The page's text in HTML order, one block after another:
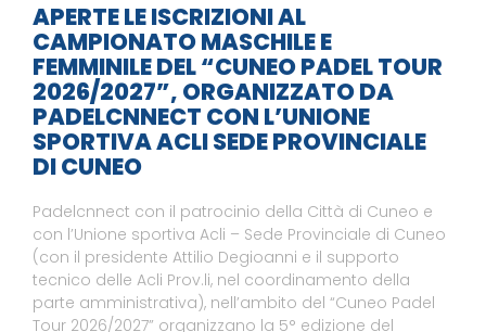
APERTE LE ISCRIZIONI AL
CAMPIONATO MASCHILE E
FEMMINILE DEL “CUNEO PADEL TOUR
2026/2027”, ORGANIZZATO DA
PADELCNNECT CON L’UNIONE
SPORTIVA ACLI SEDE PROVINCIALE
DI CUNEO
Padelcnnect con il patrocinio della Città di Cuneo e
con l’Unione sportiva Acli – Sede Provinciale di Cuneo
(con il presidente Attilio Degioanni e il supporto
tecnico delle Acli Prov.li, nel coordinamento della
parte amministrativa), nell’ambito del “Cuneo Padel
Tour 2026/2027” organizzano la 5° edizione del